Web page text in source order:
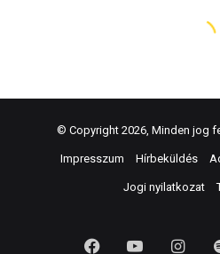
© Copyright 2026, Minden jog
Impresszum Hírbeküldés
Jogi nyilatkozat
FacebookYouTube